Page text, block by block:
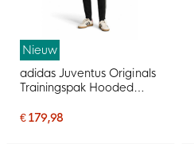
Nieuw
adidas Juventus Originals
Trainingspak Hooded
€ 179,98